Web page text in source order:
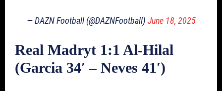
— DAZN Football (@DAZNFootball) June 18, 2025
Real Madryt 1:1 Al-Hilal
(Garcia 34′ – Neves 41′)